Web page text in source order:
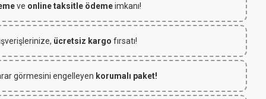
ve online taksitle ödemeimkanı!
ücretsiz kargo fırsatı!
görmesini engelleyen korumalı paket!